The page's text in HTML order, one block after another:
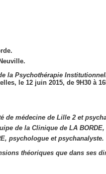
la Psychothérapie
le 12 juin 2015, de 9H30 à
de médecine de Lille 2 et
de la Clinique de LA BORDE,
psychologue et psychanalyste.
théoriques que dans ses